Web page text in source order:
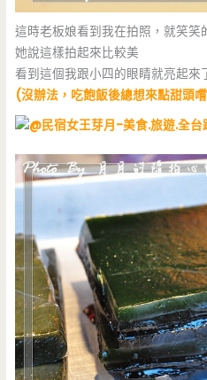
這時老板娘看到我在拍照，就笑笑
她說這樣拍起來比較美
看到這個我跟小四的眼睛就亮起來
(沒辦法，吃飽飯後總想來點甜頭